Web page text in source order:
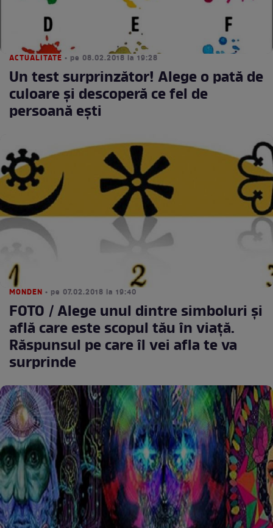
ACTUALITATE • pe 08.02.2018 la 19:28
Un test surprinzător! Alege o pată de
culoare şi descoperă ce fel de
persoană eşti
MONDEN • pe 07.02.2018 la 19:40
FOTO / Alege unul dintre simboluri şi
află care este scopul tău în viaţă.
Răspunsul pe care îl vei afla te va
surprinde